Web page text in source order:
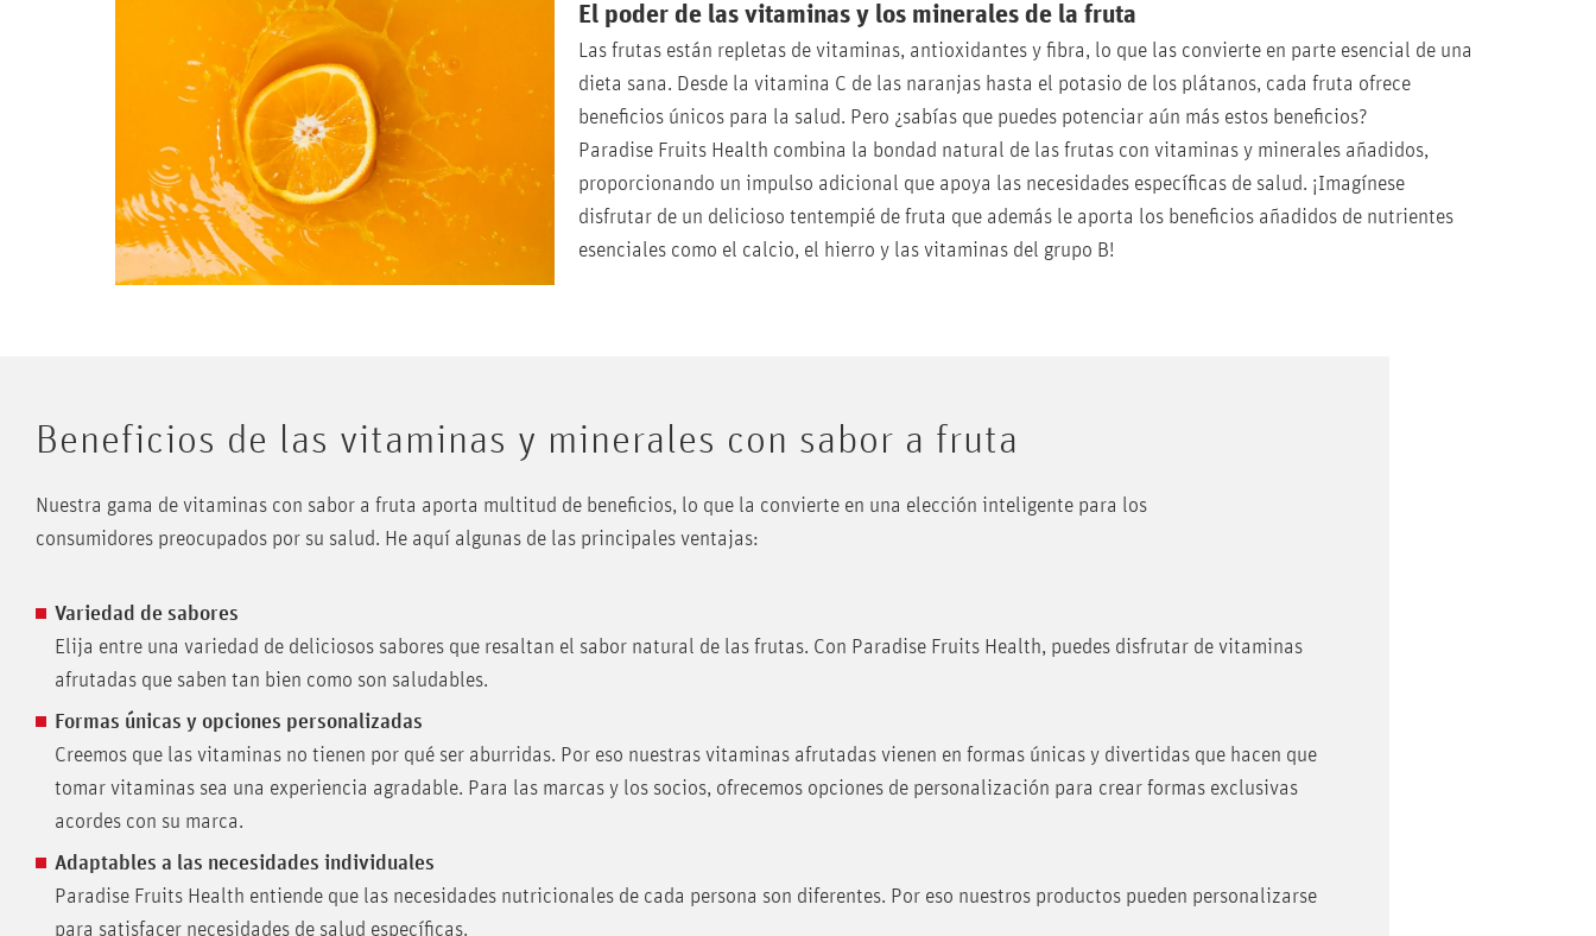
El poder de las vitaminas y los minerales de la fruta
Las frutas están repletas de vitaminas, antioxidantes y fibra, lo que las convierte en parte esencial de una
dieta sana. Desde la vitamina C de las naranjas hasta el potasio de los plátanos, cada fruta ofrece
beneficios únicos para la salud. Pero ¿sabías que puedes potenciar aún más estos beneficios?
Paradise Fruits Health combina la bondad natural de las frutas con vitaminas y minerales añadidos,
proporcionando un impulso adicional que apoya las necesidades específicas de salud. ¡Imagínese
disfrutar de un delicioso tentempié de fruta que además le aporta los beneficios añadidos de nutrientes
esenciales como el calcio, el hierro y las vitaminas del grupo B!
Beneficios de las vitaminas y minerales con sabor a fruta
Nuestra gama de vitaminas con sabor a fruta aporta multitud de beneficios, lo que la convierte en una elección inteligente para los
consumidores preocupados por su salud. He aquí algunas de las principales ventajas:
Variedad de sabores
Elija entre una variedad de deliciosos sabores que resaltan el sabor natural de las frutas. Con Paradise Fruits Health, puedes disfrutar de vitaminas
afrutadas que saben tan bien como son saludables.
Formas únicas y opciones personalizadas
Creemos que las vitaminas no tienen por qué ser aburridas. Por eso nuestras vitaminas afrutadas vienen en formas únicas y divertidas que hacen que
tomar vitaminas sea una experiencia agradable. Para las marcas y los socios, ofrecemos opciones de personalización para crear formas exclusivas
acordes con su marca.
Adaptables a las necesidades individuales
Paradise Fruits Health entiende que las necesidades nutricionales de cada persona son diferentes. Por eso nuestros productos pueden personalizarse
para satisfacer necesidades de salud específicas.